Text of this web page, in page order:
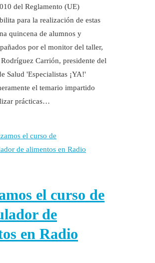
del Reglamento (UE)
para la realización de estas
quincena de alumnos y
por el monitor del taller,
Carrión, presidente del
Salud 'Especialistas ¡YA!'
el temario impartido
prácticas…
el curso de
de
en Radio